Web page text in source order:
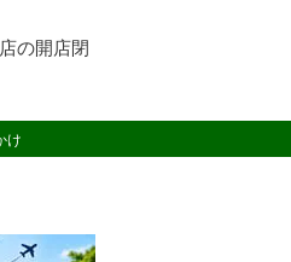
の開店閉
け